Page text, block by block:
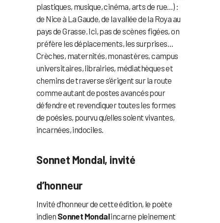
plastiques, musique, cinéma, arts de rue…) :
de Nice à La Gaude, de la vallée de la Roya au
pays de Grasse. Ici, pas de scènes figées, on
préfère les déplacements, les surprises…
Crèches, maternités, monastères, campus
universitaires, librairies, médiathèques et
chemins de traverse s’érigent sur la route
comme autant de postes avancés pour
défendre et revendiquer toutes les formes
de poésies, pourvu qu’elles soient vivantes,
incarnées, indociles.
Sonnet Mondal, invité
d’honneur
Invité d’honneur de cette édition, le poète
indien Sonnet Mondalincarne pleinement